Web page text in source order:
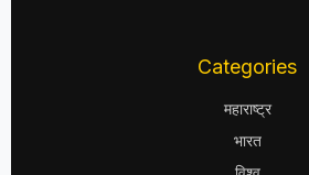
Categories
महाराष्ट्र
भारत